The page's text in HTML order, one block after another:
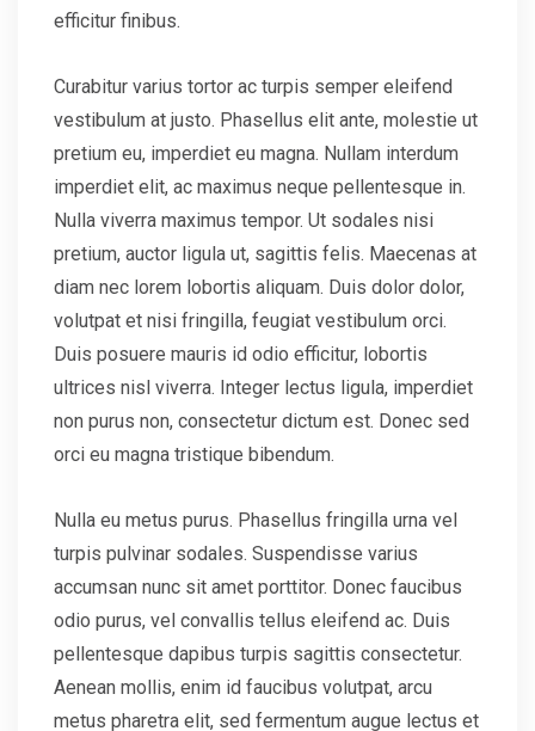
efficitur finibus.
Curabitur varius tortor ac turpis semper eleifend
vestibulum at justo. Phasellus elit ante, molestie ut
pretium eu, imperdiet eu magna. Nullam interdum
imperdiet elit, ac maximus neque pellentesque in.
Nulla viverra maximus tempor. Ut sodales nisi
pretium, auctor ligula ut, sagittis felis. Maecenas at
diam nec lorem lobortis aliquam. Duis dolor dolor,
volutpat et nisi fringilla, feugiat vestibulum orci.
Duis posuere mauris id odio efficitur, lobortis
ultrices nisl viverra. Integer lectus ligula, imperdiet
non purus non, consectetur dictum est. Donec sed
orci eu magna tristique bibendum.
Nulla eu metus purus. Phasellus fringilla urna vel
turpis pulvinar sodales. Suspendisse varius
accumsan nunc sit amet porttitor. Donec faucibus
odio purus, vel convallis tellus eleifend ac. Duis
pellentesque dapibus turpis sagittis consectetur.
Aenean mollis, enim id faucibus volutpat, arcu
metus pharetra elit, sed fermentum augue lectus et